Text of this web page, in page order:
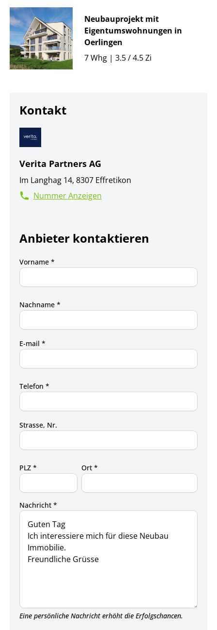
Neubauprojekt mit
Eigentumswohnungen in
Oerlingen
7 Whg | 3.5 / 4.5 Zi
Kontakt
Verita Partners AG
Im Langhag 14, 8307 Effretikon
Nummer Anzeigen
Anbieter kontaktieren
Vorname *
Nachname *
E-mail *
Telefon *
Strasse, Nr.
PLZ * Ort *
Nachricht *
Eine persönliche Nachricht erhöht die Erfolgschancen.